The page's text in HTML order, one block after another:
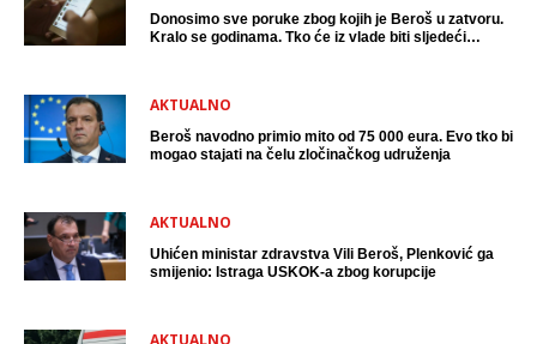
Donosimo sve poruke zbog kojih je Beroš u zatvoru.
Kralo se godinama. Tko će iz vlade biti sljedeći
AKTUALNO
Beroš navodno primio mito od 75 000 eura. Evo tko bi
mogao stajati na čelu zločinačkog udruženja
AKTUALNO
Uhićen ministar zdravstva Vili Beroš, Plenković ga
smijenio: Istraga USKOK-a zbog korupcije